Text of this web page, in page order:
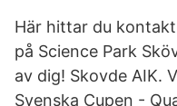
Här hittar du
på Science Park
av dig! Skovde AIK.
Svenska Cupen -